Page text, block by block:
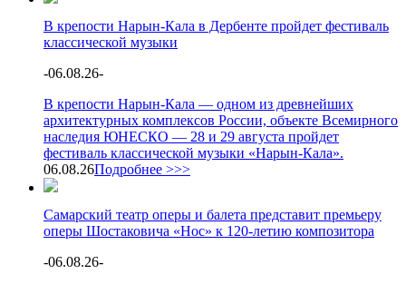
В крепости Нарын-Кала в Дербенте пройдет фестиваль
классической музыки
-06.08.26-
В крепости Нарын-Кала — одном из древнейших
архитектурных комплексов России, объекте Всемирного
наследия ЮНЕСКО — 28 и 29 августа пройдет
фестиваль классической музыки «Нарын-Кала».
06.08.26Подробнее >>>
Самарский театр оперы и балета представит премьеру
оперы Шостаковича «Нос» к 120-летию композитора
-06.08.26-